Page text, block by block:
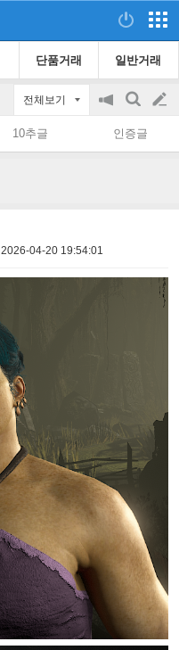
단품거래 일반거래
전체보기
공
on/off
검
색
글
쓰
10추글 인증글
2026-04-20 19:54:01